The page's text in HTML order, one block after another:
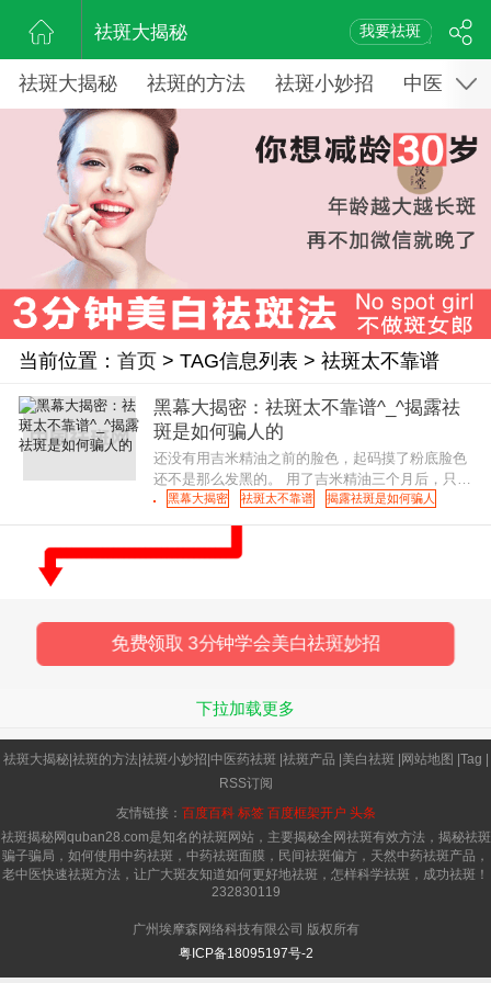
祛斑大揭秘 我要祛斑
祛斑大揭秘 祛斑的方法 祛斑小妙招 中医药祛
当前位置： 首页> TAG信息列表 > 祛斑太不靠谱
黑幕大揭密：祛斑太不靠谱^_^揭露祛
斑是如何骗人的
还没有用吉米精油之前的脸色，起码摸了粉底脸色
还不是那么发黑的。 用了吉米精油三个月后，只见
脸越来越黑毛孔精大，没看到色斑哪里有祛除的迹
象 用了吉米精油后，脸越来越
黑幕大揭密 祛斑太不靠谱 揭露祛斑是如何骗人
免费领取 3分钟学会美白祛斑妙招
下拉加载更多
祛斑大揭秘|祛斑的方法|祛斑小妙招|中医药祛斑 |祛斑产品 |美白祛斑 |网站地图 |Tag |
RSS订阅
友情链接： 百度百科 标签 百度框架开户 头条
祛斑揭秘网quban28.com是知名的祛斑网站，主要揭秘全网祛斑有效方法，揭秘祛斑
骗子骗局，如何使用中药祛斑，中药祛斑面膜，民间祛斑偏方，天然中药祛斑产品，
老中医快速祛斑方法，让广大斑友知道如何更好地祛斑，怎样科学祛斑，成功祛斑！
232830119
广州埃摩森网络科技有限公司 版权所有
粤ICP备18095197号-2